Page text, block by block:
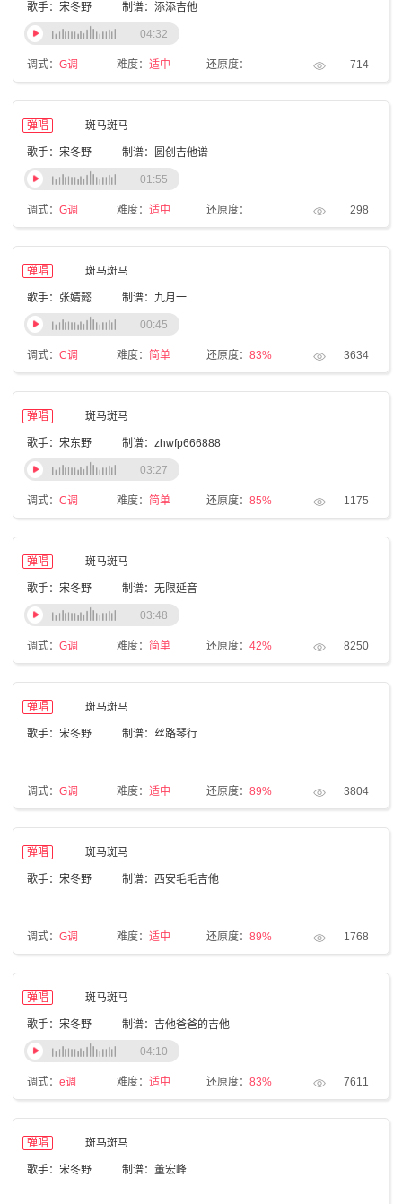
歌手：宋冬野 制谱：添添吉他
调式： G调 难度： 适中 还原度： 714
04:32
弹唱 斑马斑马
歌手：宋冬野 制谱：圆创吉他谱
调式： G调 难度： 适中 还原度： 298
01:55
弹唱 斑马斑马
歌手：张婧懿 制谱：九月一
调式： C调 难度： 简单 还原度： 83% 3634
00:45
弹唱 斑马斑马
歌手：宋东野 制谱：zhwfp666888
调式： C调 难度： 简单 还原度： 85% 1175
03:27
弹唱 斑马斑马
歌手：宋冬野 制谱：无限延音
调式： G调 难度： 简单 还原度： 42% 8250
03:48
弹唱 斑马斑马
歌手：宋冬野 制谱：丝路琴行
调式： G调 难度： 适中 还原度： 89% 3804
弹唱 斑马斑马
歌手：宋冬野 制谱：西安毛毛吉他
调式： G调 难度： 适中 还原度： 89% 1768
弹唱 斑马斑马
歌手：宋冬野 制谱：吉他爸爸的吉他
调式： e调 难度： 适中 还原度： 83% 7611
04:10
弹唱 斑马斑马
歌手：宋冬野 制谱：董宏峰